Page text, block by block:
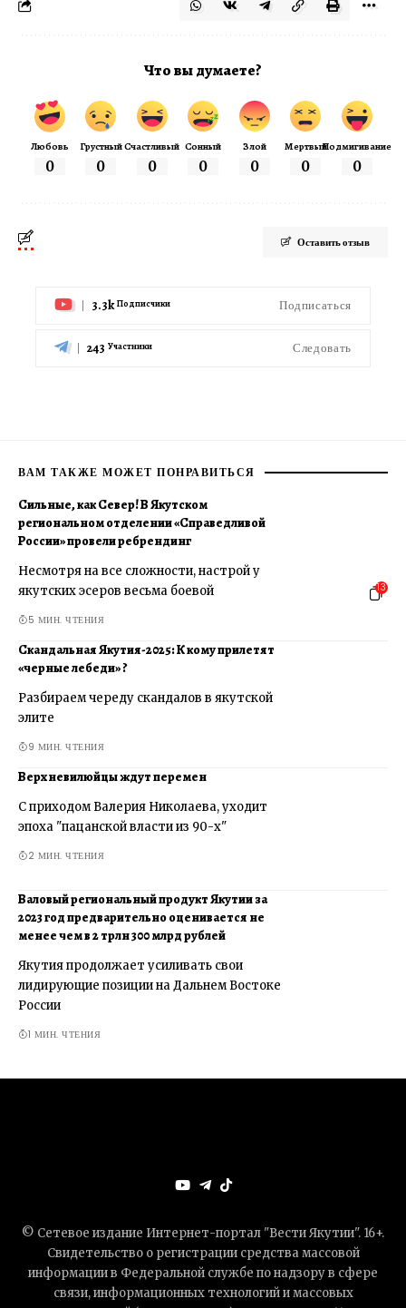
Что вы думаете?
Любовь
0
Грустный
0
Счастливый
0
Сонный
0
Злой
0
Мертвый
0
Подмигивание
0
Оставить отзыв
3.3k Подписчики Подписаться
243 Участники Следовать
ВАМ ТАКЖЕ МОЖЕТ ПОНРАВИТЬСЯ
13
Сильные, как Север! В Якутском
региональном отделении «Справедливой
России» провели ребрендинг
Несмотря на все сложности, настрой у
якутских эсеров весьма боевой
5 МИН. ЧТЕНИЯ
Скандальная Якутия-2025: К кому прилетят
«черные лебеди» ?
Разбираем череду скандалов в якутской
элите
9 МИН. ЧТЕНИЯ
Верхневилюйцы ждут перемен
С приходом Валерия Николаева, уходит
эпоха "пацанской власти из 90-х"
2 МИН. ЧТЕНИЯ
Валовый региональный продукт Якутии за
2023 год предварительно оценивается не
менее чем в 2 трлн 300 млрд рублей
Якутия продолжает усиливать свои
лидирующие позиции на Дальнем Востоке
России
1 МИН. ЧТЕНИЯ
© Сетевое издание Интернет-портал "Вести Якутии". 16+.
Свидетельство о регистрации средства массовой
информации в Федеральной службе по надзору в сфере
связи, информационных технологий и массовых